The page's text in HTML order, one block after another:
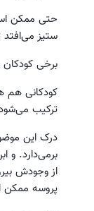
حتی ممکن
ستیز می‌افتد
برخی
کودکانی هم
ترکیب
درک این
برمی‌دارد. و
از وجودش
پروسه ممکن